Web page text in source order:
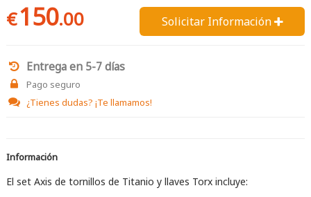
€150.00 Solicitar Información 
Entrega en 5-7 días
Pago seguro
¿Tienes dudas? ¡Te llamamos!
Información
El set Axis de tornillos de Titanio y llaves Torx incluye: